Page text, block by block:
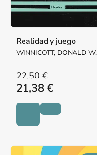
Realidad y juego
WINNICOTT, DONALD W.
22,50 €
21,38 €